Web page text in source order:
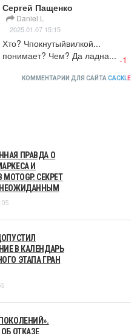
Сергей Пащенко
Daniel L
2025.01.07 15:15
Хто? Чпокнутыйвилкой...
понимает? Чем? Да ладна... -1
КОММЕНТАРИИ ДЛЯ САЙТА CACKLE
ПРАВДА О
И
СЕКРЕТ
НЕОЖИДАННЫМ
В КАЛЕНДАРЬ
ЭТАПА ГРАН
ОТКАЗЕ